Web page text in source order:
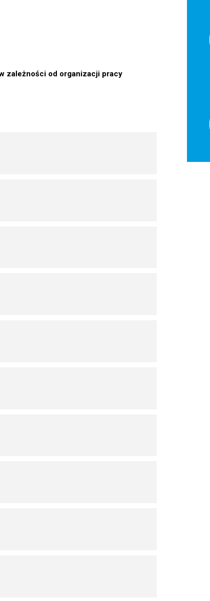
zależności od organizacji pracy